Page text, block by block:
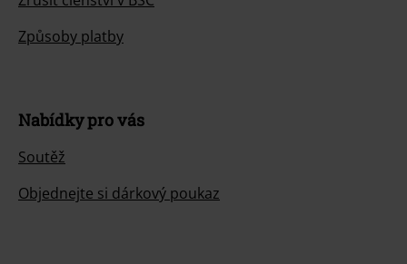
Způsoby platby
Nabídky pro vás
Soutěž
Objednejte si dárkový poukaz